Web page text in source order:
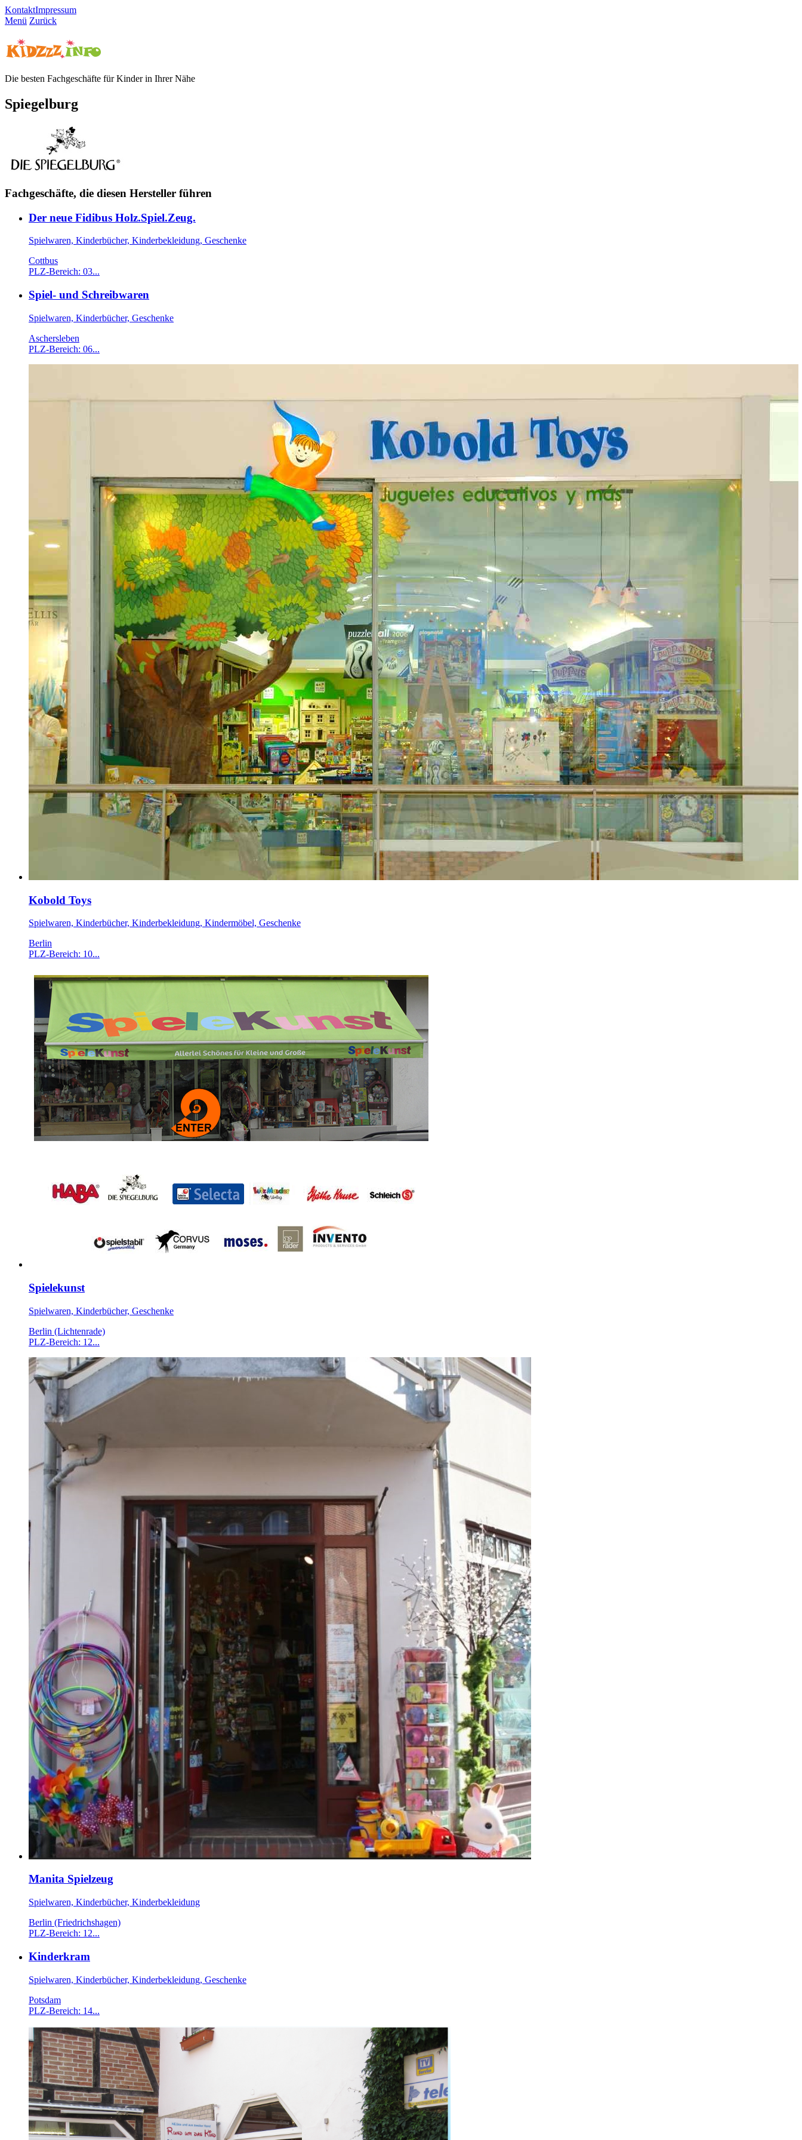
KontaktImpressum
Menü Zurück
Die besten Fachgeschäfte für Kinder in Ihrer Nähe
Spiegelburg
Fachgeschäfte, die diesen Hersteller führen
Der neue Fidibus Holz.Spiel.Zeug.
Spielwaren, Kinderbücher, Kinderbekleidung, Geschenke
Cottbus
PLZ-Bereich: 03...
Spiel- und Schreibwaren
Spielwaren, Kinderbücher, Geschenke
Aschersleben
PLZ-Bereich: 06...
Kobold Toys
Spielwaren, Kinderbücher, Kinderbekleidung, Kindermöbel, Geschenke
Berlin
PLZ-Bereich: 10...
Spielekunst
Spielwaren, Kinderbücher, Geschenke
Berlin (Lichtenrade)
PLZ-Bereich: 12...
Manita Spielzeug
Spielwaren, Kinderbücher, Kinderbekleidung
Berlin (Friedrichshagen)
PLZ-Bereich: 12...
Kinderkram
Spielwaren, Kinderbücher, Kinderbekleidung, Geschenke
Potsdam
PLZ-Bereich: 14...